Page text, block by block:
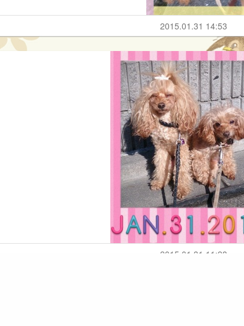
2015.01.31 14:53
2015.01.31 11:28